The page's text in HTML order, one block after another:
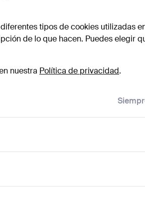
tipos de cookies utilizadas
de lo que hacen. Puedes elegir
nuestra Política de privacidad.